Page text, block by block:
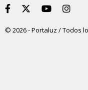
© 2026 - Portaluz / Todos